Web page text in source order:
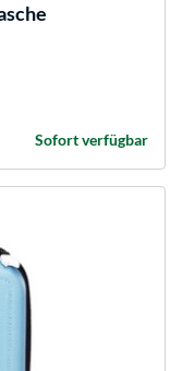
Sofort verfügbar